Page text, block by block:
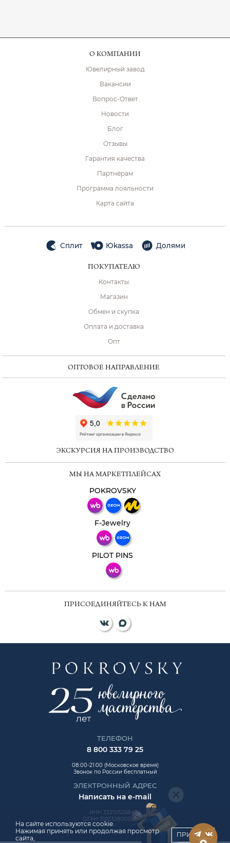
О КОМПАНИИ
Ювелирный завод
Вакансии
Вопрос-Ответ
Новости
Блог
Отзывы
Гарантия качества
Партнёрам
Программа лояльности
Карта сайта
Сплит Юkassa Долями
ПОКУПАТЕЛЮ
Контакты
Магазин
Обмен и скупка
Оплата и доставка
Опт
ОПТОВОЕ НАПРАВЛЕНИЕ
ЭКСКУРСИЯ НА ПРОИЗВОДСТВО
МЫ НА МАРКЕТПЛЕЙСАХ
POKROVSKY
F-Jewelry
PILOT PINS
ПРИСОЕДИНЯЙТЕСЬ К НАМ
ТЕЛЕФОН
8 800 333 79 25
08:00-21:00 (Московское время)
Звонок по России бесплатный
ЭЛЕКТРОННЫЙ АДРЕС
Написать на e-mail
ИНН 332105268454
ОГРН 319332800006992
На сайте используются cookie.
Нажимая принять или продолжая просмотр
сайта,
ПРИНЯТЬ